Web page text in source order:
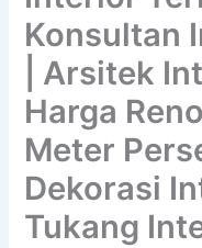
Konsultan
| Arsitek
Harga
Meter
Dekorasi
Tukang